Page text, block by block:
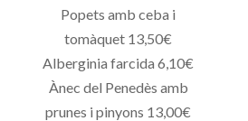
Popets amb ceba i
tomàquet 13,50€
Alberginia farcida 6,10€
Ànec del Penedès amb
prunes i pinyons 13,00€